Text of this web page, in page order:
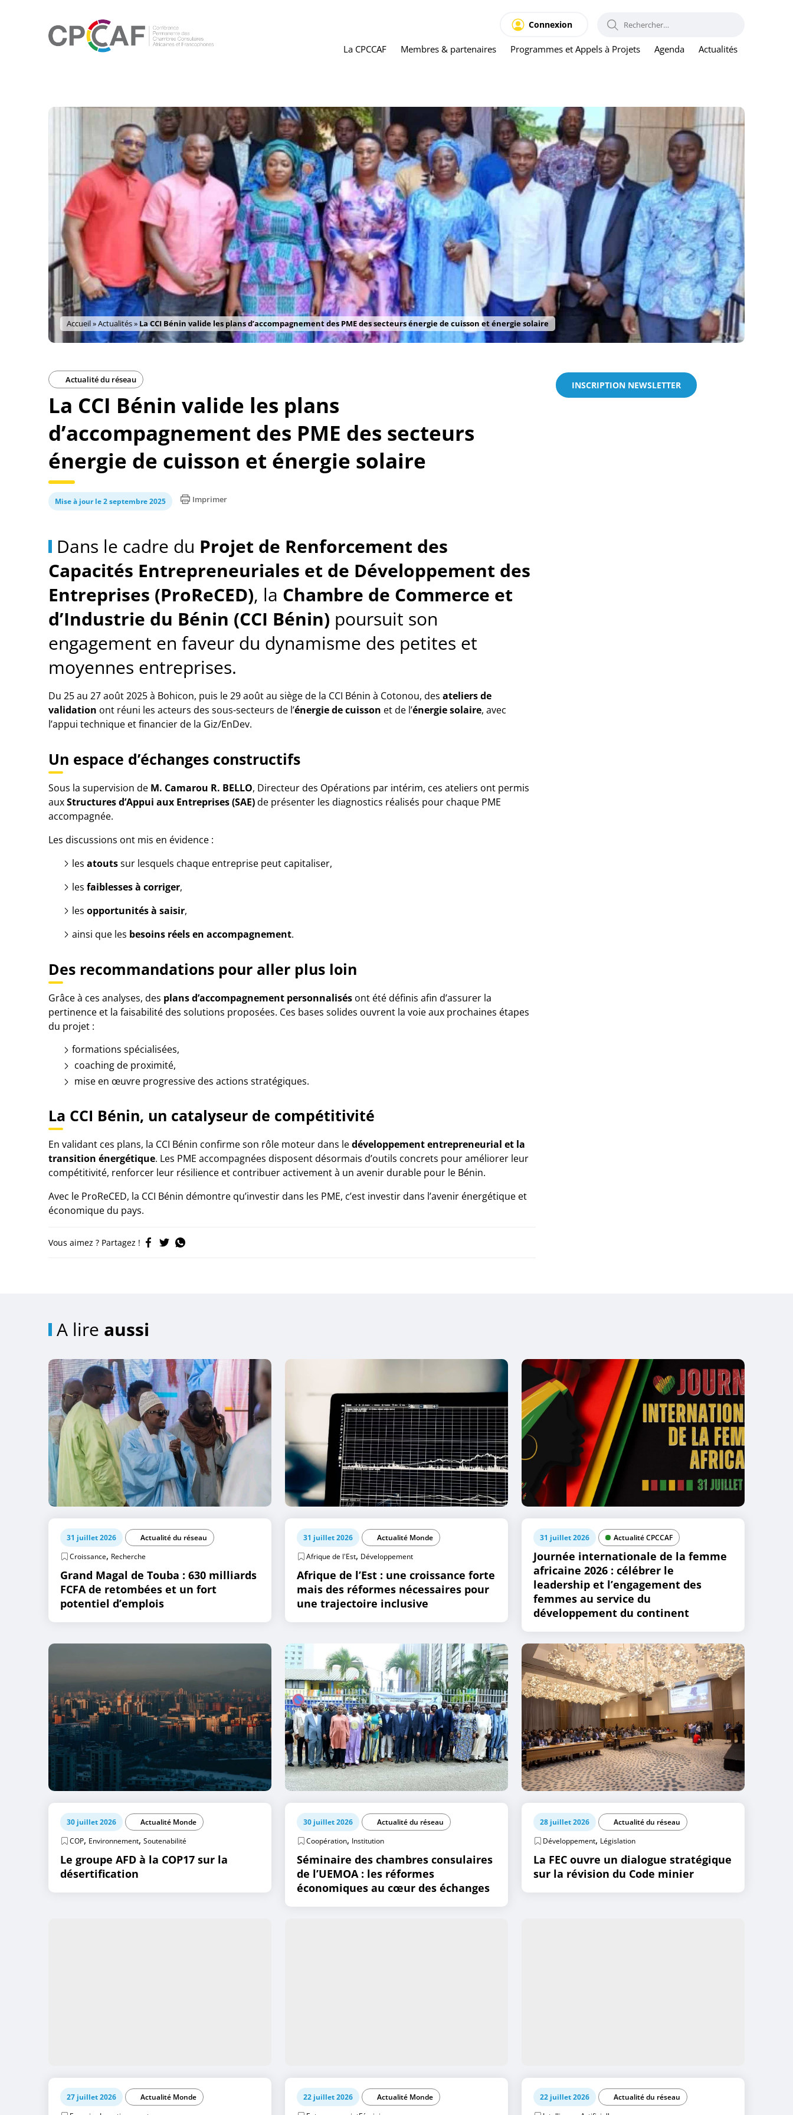
La CPCCAF Membres & partenaires Programmes et Appels à Projets Agenda Actualités
Connexion RECHERCHER :
Accueil»Actualités» La CCI Bénin valide les plans d’accompagnement des PME des secteurs énergie de cuisson et énergie solaire
Actualité du réseau
La CCI Bénin valide les plans
d’accompagnement des PME des secteurs
énergie de cuisson et énergie solaire
Mise à jour le 2 septembre 2025 Imprimer
Dans le cadre du Projet de Renforcement des
Capacités Entrepreneuriales et de Développement des
Entreprises (ProReCED), la Chambre de Commerce et
d’Industrie du Bénin (CCI Bénin) poursuit son
engagement en faveur du dynamisme des petites et
moyennes entreprises.
Du 25 au 27 août 2025 à Bohicon, puis le 29 août au siège de la CCI Bénin à Cotonou, des ateliers de
validation ont réuni les acteurs des sous-secteurs de l’énergie de cuisson et de l’énergie solaire, avec
l’appui technique et financier de la Giz/EnDev.
Un espace d’échanges constructifs
Sous la supervision de M. Camarou R. BELLO, Directeur des Opérations par intérim, ces ateliers ont permis
auxStructures d’Appui aux Entreprises (SAE)de présenter les diagnostics réalisés pour chaque PME
accompagnée.
Les discussions ont mis en évidence :
les atoutssur lesquels chaque entreprise peut capitaliser,
les faiblesses à corriger,
les opportunités à saisir,
ainsi que les besoins réels en accompagnement.
Des recommandations pour aller plus loin
Grâce à ces analyses, des plans d’accompagnement personnalisés ont été définis afin d’assurer la
pertinence et la faisabilité des solutions proposées. Ces bases solides ouvrent la voie aux prochaines étapes
du projet :
formations spécialisées,
coaching de proximité,
mise en œuvre progressive des actions stratégiques.
La CCI Bénin, un catalyseur de compétitivité
En validant ces plans, la CCI Bénin confirme son rôle moteur dans ledéveloppement entrepreneurial et la
transition énergétique. Les PME accompagnées disposent désormais d’outils concrets pour améliorer leur
compétitivité, renforcer leur résilience et contribuer activement à un avenir durable pour le Bénin.
Avec le ProReCED, la CCI Bénin démontre qu’investir dans les PME, c’est investir dans l’avenir énergétique et
économique du pays.
Vous aimez ? Partagez !
INSCRIPTION NEWSLETTER
A lire aussi
31 juillet 2026
Actualité du réseau
Croissance, Recherche
Grand Magal de Touba : 630 milliards
FCFA de retombées et un fort
potentiel d’emplois
31 juillet 2026
Actualité Monde
Afrique de l'Est, Développement
Afrique de l’Est : une croissance forte
mais des réformes nécessaires pour
une trajectoire inclusive
31 juillet 2026 Actualité CPCCAF
Journée internationale de la femme
africaine 2026 : célébrer le
leadership et l’engagement des
femmes au service du
développement du continent
30 juillet 2026
Actualité Monde
COP, Environnement, Soutenabilité
Le groupe AFD à la COP17 sur la
désertification
30 juillet 2026
Actualité du réseau
Coopération, Institution
Séminaire des chambres consulaires
de l’UEMOA : les réformes
économiques au cœur des échanges
28 juillet 2026
Actualité du réseau
Développement, Législation
La FEC ouvre un dialogue stratégique
sur la révision du Code minier
27 juillet 2026
Actualité Monde
22 juillet 2026
Actualité Monde
22 juillet 2026
Actualité du réseau